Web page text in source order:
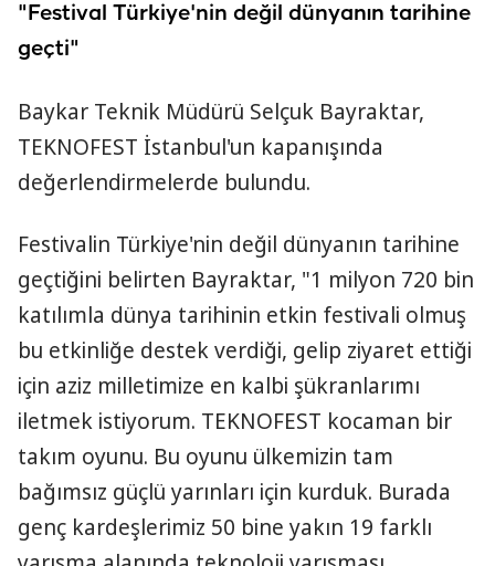
"Festival Türkiye'nin değil dünyanın tarihine
geçti"
Baykar Teknik Müdürü Selçuk Bayraktar,
TEKNOFEST İstanbul'un kapanışında
değerlendirmelerde bulundu.
Festivalin Türkiye'nin değil dünyanın tarihine
geçtiğini belirten Bayraktar, "1 milyon 720 bin
katılımla dünya tarihinin etkin festivali olmuş
bu etkinliğe destek verdiği, gelip ziyaret ettiği
için aziz milletimize en kalbi şükranlarımı
iletmek istiyorum. TEKNOFEST kocaman bir
takım oyunu. Bu oyunu ülkemizin tam
bağımsız güçlü yarınları için kurduk. Burada
genç kardeşlerimiz 50 bine yakın 19 farklı